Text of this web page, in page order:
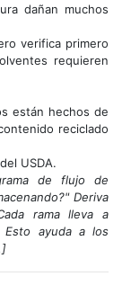
dañan muchos
verifica primero
requieren
están hechos de
reciclado
USDA.
de flujo de
Deriva
rama lleva a
Esto ayuda a los